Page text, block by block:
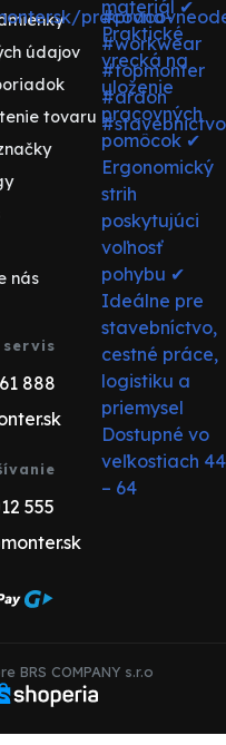
údajov
tovaru
nás
888
555
BRS COMPANY s.r.o